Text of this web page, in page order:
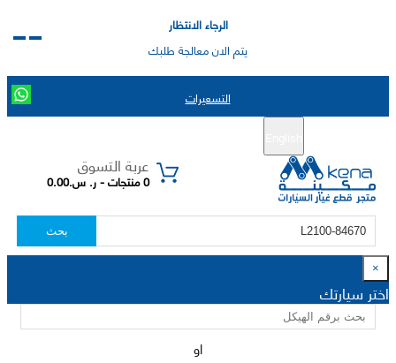
الرجاء الانتظار
يتم الان معالجة طلبك
التسعيرات
عربة التسوق
0 منتجات - ر. س.0.00
بحث
×
اختر سيارتك
او